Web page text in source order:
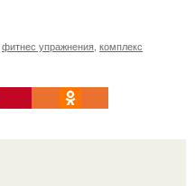
фитнес упражнения комплекс